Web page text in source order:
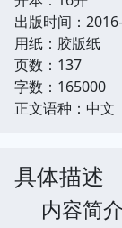
出版时间：
用纸：胶版纸
页数：137
字数：165000
正文语种：中文
具体描述
内容简介